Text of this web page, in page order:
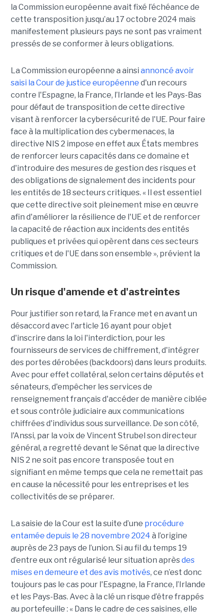
la Commission européenne avait fixé l’échéance de
cette transposition jusqu’au 17 octobre 2024 mais
manifestement plusieurs pays ne sont pas vraiment
pressés de se conformer à leurs obligations.
La Commission européenne a ainsi annoncé avoir
saisi la Cour de justice européenne d'un recours
contre l'Espagne, la France, l’Irlande et les Pays-Bas
pour défaut de transposition de cette directive
visant à renforcer la cybersécurité de l'UE. Pour faire
face à la multiplication des cybermenaces, la
directive NIS 2 impose en effet aux États membres
de renforcer leurs capacités dans ce domaine et
d'introduire des mesures de gestion des risques et
des obligations de signalement des incidents pour
les entités de 18 secteurs critiques. « Il est essentiel
que cette directive soit pleinement mise en œuvre
afin d'améliorer la résilience de l'UE et de renforcer
la capacité de réaction aux incidents des entités
publiques et privées qui opèrent dans ces secteurs
critiques et de l'UE dans son ensemble », prévient la
Commission.
Un risque d'amende et d'astreintes
Pour justifier son retard, la France met en avant un
désaccord avec l'article 16 ayant pour objet
d'inscrire dans la loi l'interdiction, pour les
fournisseurs de services de chiffrement, d'intégrer
des portes dérobées (backdoors) dans leurs produits.
Avec pour effet collatéral, selon certains députés et
sénateurs, d'empêcher les services de
renseignement français d'accéder de manière ciblée
et sous contrôle judiciaire aux communications
chiffrées d'individus sous surveillance. De son côté,
l'Anssi, par la voix de Vincent Strubel son directeur
général, a regretté devant le Sénat que la directive
NIS 2 ne soit pas encore transposée tout en
signifiant en même temps que cela ne remettait pas
en cause la nécessité pour les entreprises et les
collectivités de se préparer.
La saisie de la Cour est la suite d’une procédure
entamée depuis le 28 novembre 2024 à l’origine
auprès de 23 pays de l’union. Si au fil du temps 19
d’entre eux ont régularisé leur situation aprèsdes
mises en demeure et des avis motivés, ce n’est donc
toujours pas le cas pour l'Espagne, la France, l’Irlande
et les Pays-Bas. Avec à la clé un risque d’être frappés
au portefeuille : « Dans le cadre de ces saisines, elle